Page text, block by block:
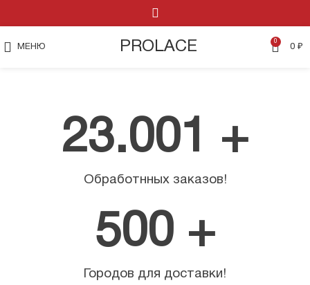
МЕНЮ PROLACE 0
0 ₽
23.001 +
Обработнных заказов!
500 +
Городов для доставки!